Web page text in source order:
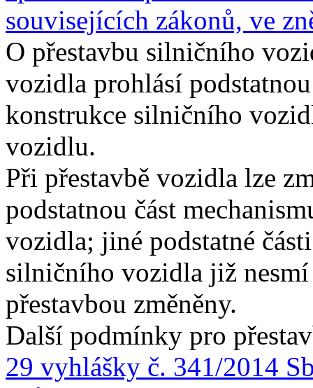
souvisejících zákonů, ve
O přestavbu silničního
vozidla prohlásí
konstrukce silničního
vozidlu.
Při přestavbě vozidla lze
podstatnou část
vozidla; jiné podstatné
silničního vozidla již
přestavbou změněny.
Další podmínky pro
29 vyhlášky č. 341/2014